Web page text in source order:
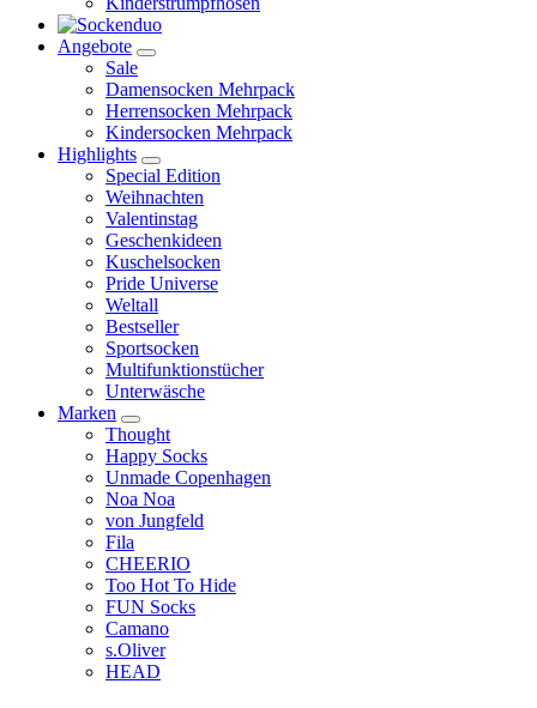
Angebote
Sale
Damensocken Mehrpack
Herrensocken Mehrpack
Kindersocken Mehrpack
Highlights
Special Edition
Weihnachten
Valentinstag
Geschenkideen
Kuschelsocken
Pride Universe
Weltall
Bestseller
Sportsocken
Multifunktionstücher
Unterwäsche
Marken
Thought
Happy Socks
Unmade Copenhagen
Noa Noa
von Jungfeld
Fila
CHEERIO
Too Hot To Hide
FUN Socks
Camano
s.Oliver
HEAD